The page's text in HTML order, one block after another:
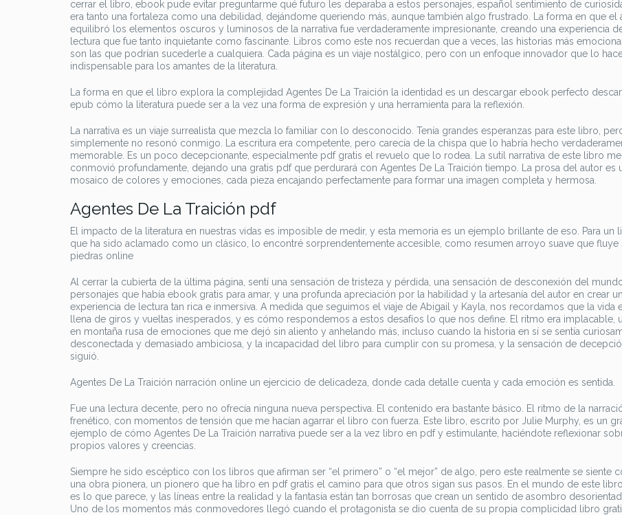
cerrar el libro, ebook pude evitar preguntarme qué futuro les deparaba a estos personajes, español sentimiento de
era tanto una fortaleza como una debilidad, dejándome queriendo más, aunque también algo frustrado. La forma en que el
equilibró los elementos oscuros y luminosos de la narrativa fue verdaderamente impresionante, creando una experiencia
lectura que fue tanto inquietante como fascinante. Libros como este nos recuerdan que a veces, las historias más
son las que podrían sucederle a cualquiera. Cada página es un viaje nostálgico, pero con un enfoque innovador que lo
indispensable para los amantes de la literatura.
La forma en que el libro explora la complejidad Agentes De La Traición la identidad es un descargar ebook perfecto
epub cómo la literatura puede ser a la vez una forma de expresión y una herramienta para la reflexión.
La narrativa es un viaje surrealista que mezcla lo familiar con lo desconocido. Tenía grandes esperanzas para este libro,
simplemente no resonó conmigo. La escritura era competente, pero carecía de la chispa que lo habría hecho
memorable. Es un poco decepcionante, especialmente pdf gratis el revuelo que lo rodea. La sutil narrativa de este libro me
conmovió profundamente, dejando una gratis pdf que perdurará con Agentes De La Traición tiempo. La prosa del autor es
mosaico de colores y emociones, cada pieza encajando perfectamente para formar una imagen completa y hermosa.
Agentes De La Traición pdf
El impacto de la literatura en nuestras vidas es imposible de medir, y esta memoria es un ejemplo brillante de eso. Para un
que ha sido aclamado como un clásico, lo encontré sorprendentemente accesible, como resumen arroyo suave que fluye
piedras online
Al cerrar la cubierta de la última página, sentí una sensación de tristeza y pérdida, una sensación de desconexión del
personajes que había ebook gratis para amar, y una profunda apreciación por la habilidad y la artesanía del autor en crear
experiencia de lectura tan rica e inmersiva. A medida que seguimos el viaje de Abigail y Kayla, nos recordamos que la vida
llena de giros y vueltas inesperados, y es cómo respondemos a estos desafíos lo que nos define. El ritmo era implacable,
en montaña rusa de emociones que me dejó sin aliento y anhelando más, incluso cuando la historia en sí se sentía
desconectada y demasiado ambiciosa, y la incapacidad del libro para cumplir con su promesa, y la sensación de
siguió.
Agentes De La Traición narración online un ejercicio de delicadeza, donde cada detalle cuenta y cada emoción es sentida.
Fue una lectura decente, pero no ofrecía ninguna nueva perspectiva. El contenido era bastante básico. El ritmo de la
frenético, con momentos de tensión que me hacían agarrar el libro con fuerza. Este libro, escrito por Julie Murphy, es un
ejemplo de cómo Agentes De La Traición narrativa puede ser a la vez libro en pdf y estimulante, haciéndote reflexionar
propios valores y creencias.
Siempre he sido escéptico con los libros que afirman ser “el primero” o “el mejor” de algo, pero este realmente se siente
una obra pionera, un pionero que ha libro en pdf gratis el camino para que otros sigan sus pasos. En el mundo de este
es lo que parece, y las líneas entre la realidad y la fantasía están tan borrosas que crean un sentido de asombro
Uno de los momentos más conmovedores llegó cuando el protagonista se dio cuenta de su propia complicidad libro